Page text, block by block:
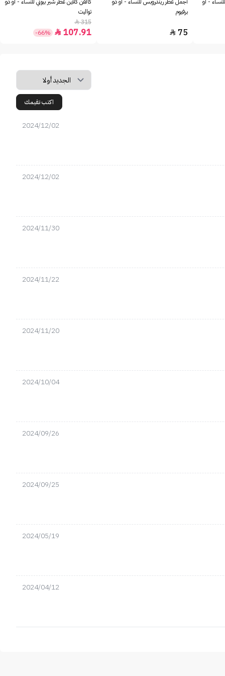
برفيوم
75

تواليت
315

107.91

-66%
اكتب تقيمك
2024/12/02
2024/12/02
2024/11/30
2024/11/22
2024/11/20
2024/10/04
2024/09/26
2024/09/25
2024/05/19
2024/04/12